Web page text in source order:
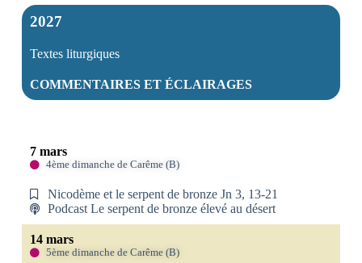
2027
Textes liturgiques
COMMENTAIRES ET ÉCLAIRAGES
7 mars
4ème dimanche de Carême (B)
Nicodème et le serpent de bronze Jn 3, 13-21
Podcast Le serpent de bronze élevé au désert
14 mars
5ème dimanche de Carême (B)